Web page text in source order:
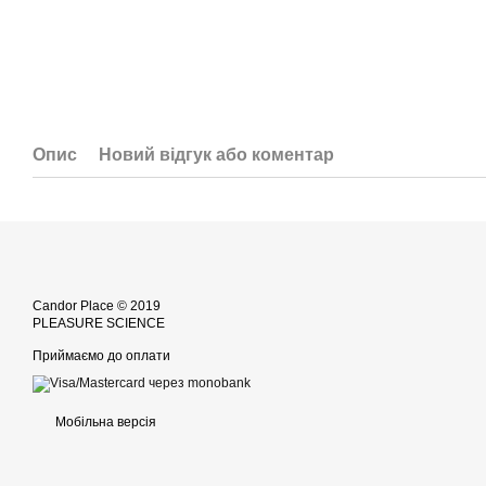
Опис Новий відгук або коментар
Candor Place © 2019
PLEASURE SCIENCE
Приймаємо до оплати
Мобільна версія